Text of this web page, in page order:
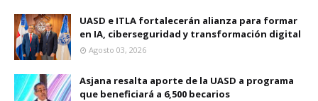
UASD e ITLA fortalecerán alianza para formar
en IA, ciberseguridad y transformación digital
Agosto 03, 2026
Asjana resalta aporte de la UASD a programa
que beneficiará a 6,500 becarios